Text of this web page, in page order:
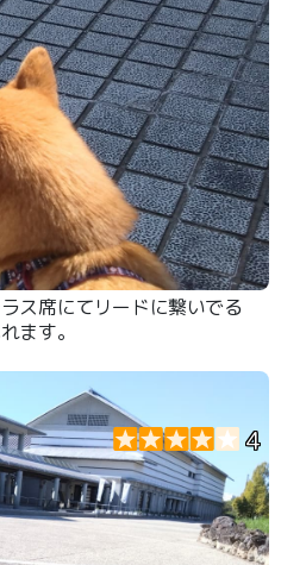
ス席にてリードに繋いでる
ます。
4